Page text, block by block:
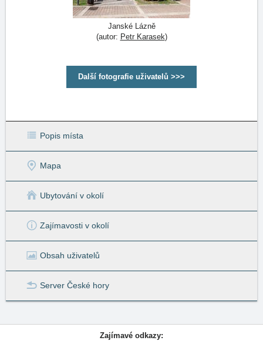
Janské Lázně
(autor: Petr Karasek)
Další fotografie uživatelů >>>
Popis místa
Mapa
Ubytování v okolí
Zajímavosti v okolí
Obsah uživatelů
Server České hory
Zajímavé odkazy: